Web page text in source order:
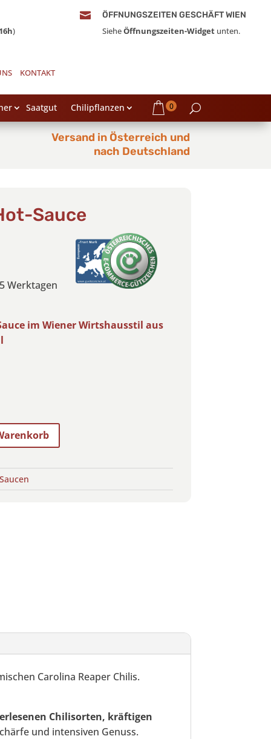
)
 ÖFFNUNGSZEITEN GESCHÄFT WIEN
SieheÖffnungszeiten-Widgetunten.
KONTAKT
Saatgut Chilipflanzen 0
Versand in Österreich und
nach Deutschland
Sauce
Werktagen
im Wiener Wirtshausstil aus
Carolina Reaper Chilis.
Chilisorten, kräftigen
und intensiven Genuss.